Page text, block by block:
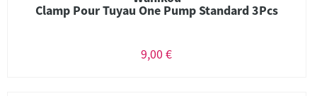
Clamp Pour Tuyau One Pump Standard 3Pcs
9,00 €